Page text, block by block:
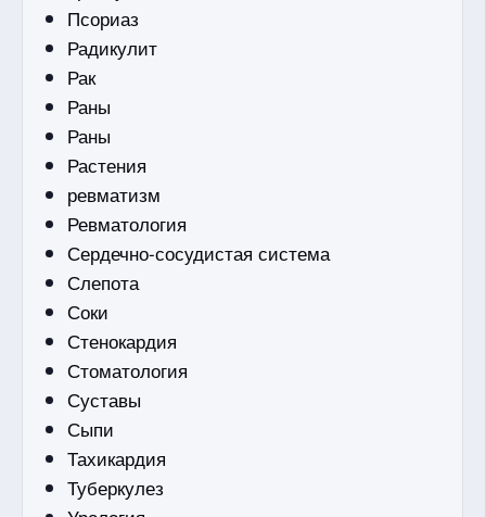
Псориаз
Радикулит
Рак
Раны
Раны
Растения
ревматизм
Ревматология
Сердечно-сосудистая система
Слепота
Соки
Стенокардия
Стоматология
Суставы
Сыпи
Тахикардия
Туберкулез